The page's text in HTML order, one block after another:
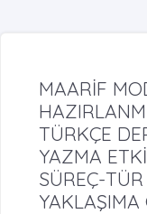
MAARİF
TÜRKÇE
YAZMA
SÜREÇ-
YAKLAŞIMA